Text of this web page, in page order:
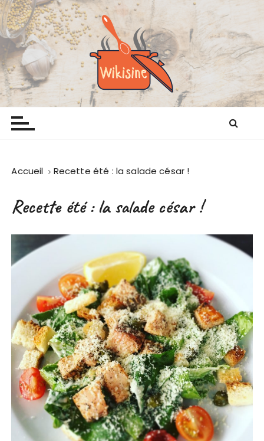
P
a
s
e
r
a
u Wikisine
Comme chez mamie
Accueil Recette été : la salade césar !
Recette été : la salade césar !